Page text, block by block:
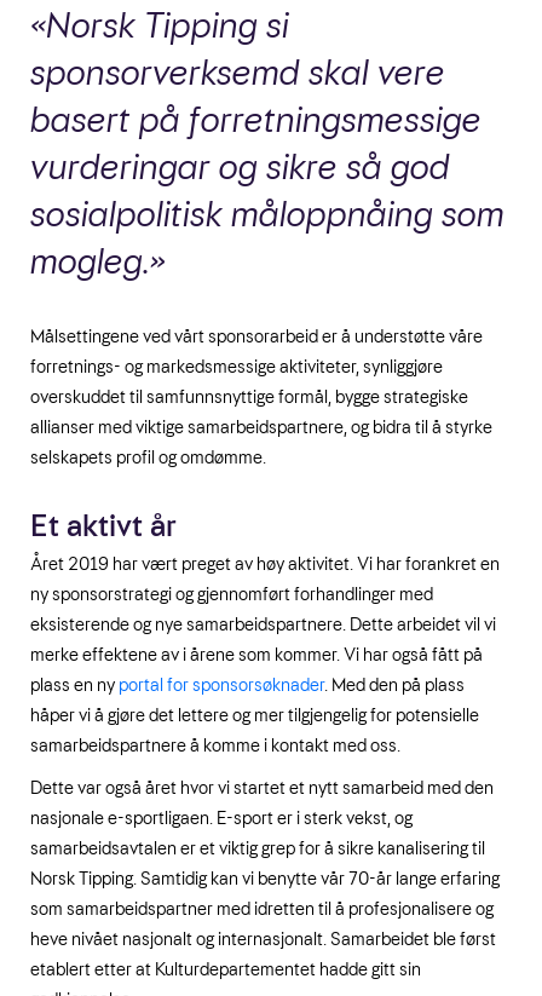
«Norsk Tipping si
sponsorverksemd skal vere
basert på forretningsmessige
vurderingar og sikre så god
sosialpolitisk måloppnåing som
mogleg.»
Målsettingene ved vårt sponsorarbeid er å understøtte våre
forretnings- og markedsmessige aktiviteter, synliggjøre
overskuddet til samfunnsnyttige formål, bygge strategiske
allianser med viktige samarbeidspartnere, og bidra til å styrke
selskapets profil og omdømme.
Et aktivt år
Året 2019 har vært preget av høy aktivitet. Vi har forankret en
ny sponsorstrategi og gjennomført forhandlinger med
eksisterende og nye samarbeidspartnere. Dette arbeidet vil vi
merke effektene av i årene som kommer. Vi har også fått på
plass en ny portal for sponsorsøknader. Med den på plass
håper vi å gjøre det lettere og mer tilgjengelig for potensielle
samarbeidspartnere å komme i kontakt med oss.
Dette var også året hvor vi startet et nytt samarbeid med den
nasjonale e-sportligaen. E-sport er i sterk vekst, og
samarbeidsavtalen er et viktig grep for å sikre kanalisering til
Norsk Tipping. Samtidig kan vi benytte vår 70-år lange erfaring
som samarbeidspartner med idretten til å profesjonalisere og
heve nivået nasjonalt og internasjonalt. Samarbeidet ble først
etablert etter at Kulturdepartementet hadde gitt sin